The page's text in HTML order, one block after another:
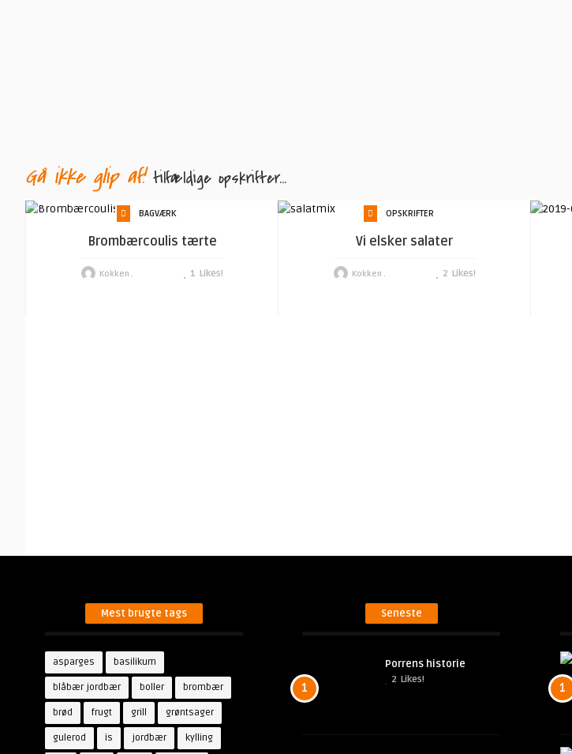
Gå ikke glip af! tilfældige opskrifter...
BAGVÆRK
Brombærcoulis tærte
Kokken . Likes!
1
OPSKRIFTER
Vi elsker salater
Kokken . Likes!
2
Mest brugte tags
asparges basilikum
blåbær jordbær boller brombær
brød frugt grill grøntsager
gulerod is jordbær kylling
Seneste
1
Porrens historie
2 Likes!
1